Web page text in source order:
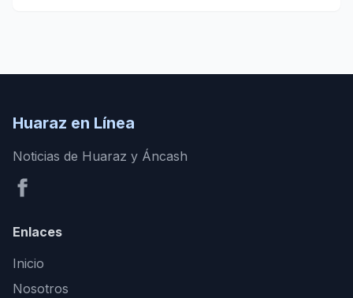
Huaraz en Línea
Noticias de Huaraz y Áncash
Enlaces
Inicio
Nosotros